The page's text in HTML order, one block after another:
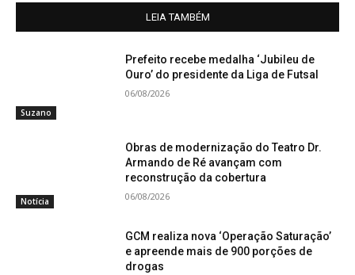
LEIA TAMBÉM
Suzano
Prefeito recebe medalha ‘Jubileu de
Ouro’ do presidente da Liga de Futsal
06/08/2026
Notícia
Obras de modernização do Teatro Dr.
Armando de Ré avançam com
reconstrução da cobertura
06/08/2026
GCM realiza nova ‘Operação Saturação’
e apreende mais de 900 porções de
drogas